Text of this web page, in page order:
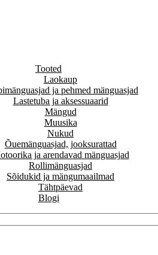
Tooted
Laokaup
ja pehmed mänguasjad
Lastetuba ja aksessuaarid
Mängud
Muusika
Nukud
Õuemänguasjad, jooksurattad
ja arendavad mänguasjad
Rollimänguasjad
Sõidukid ja mängumaailmad
Tähtpäevad
Blogi